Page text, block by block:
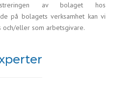
av bolaget hos
på bolagets verksamhet kan vi
eller som arbetsgivare.